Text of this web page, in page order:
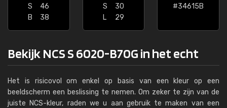
S
46
B
38
S
30
L
29
#34615B
Bekijk NCS S 6020-B70G in het echt
Het is risicovol om enkel op basis van een kleur op een
beeldscherm een beslissing te nemen. Om zeker te zijn van de
juiste NCS-kleur, raden we u aan gebruik te maken van een